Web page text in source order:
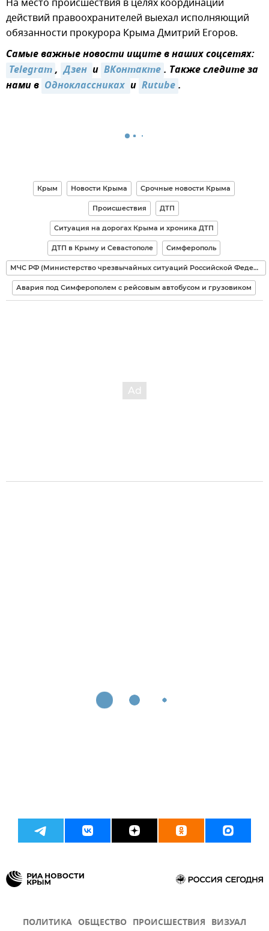
На место происшествия в целях координации
действий правоохранителей выехал исполняющий
обязанности прокурора Крыма Дмитрий Егоров.
Самые важные новости ищите в наших соцсетях:
Telegram, Дзен и ВКонтакте. Также следите за
нами в Одноклассниках и Rutube.
Крым Новости Крыма Срочные новости Крыма
Происшествия ДТП
Ситуация на дорогах Крыма и хроника ДТП
ДТП в Крыму и Севастополе Симферополь
МЧС РФ (Министерство чрезвычайных ситуаций Российской Федерации)
Авария под Симферополем с рейсовым автобусом и грузовиком
ПОЛИТИКА ОБЩЕСТВО ПРОИСШЕСТВИЯ ВИЗУАЛ